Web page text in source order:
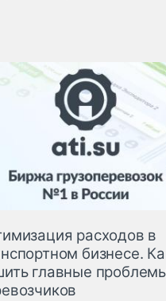
расходов в
бизнесе.
главные